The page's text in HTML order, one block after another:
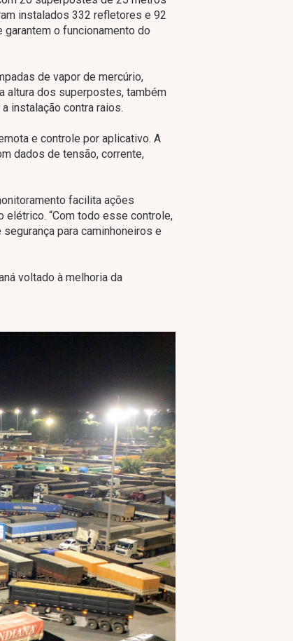
instalados 332 refletores e 92
o funcionamento do
de vapor de mercúrio,
altura dos superpostes, também
instalação contra raios.
e controle por aplicativo. A
dados de tensão, corrente,
facilita ações
elétrico. “Com todo esse controle,
para caminhoneiros e
voltado à melhoria da